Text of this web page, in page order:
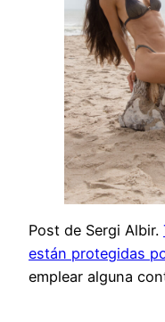
Post de Sergi Albir.
están protegidas
emplear alguna